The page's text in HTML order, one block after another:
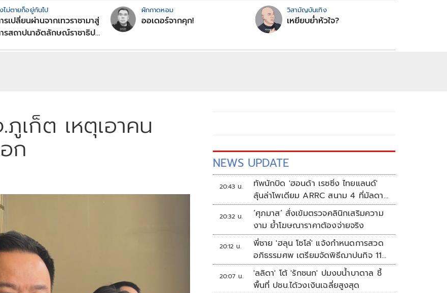
ไม่ตายก็อยู่กันไป
รเปลี่ยนผ่านจากเทวราชามาสู่
รสถาปนาอัตลักษณ์ราชาธิป
ผักกาดหอม
ออเดอร์จากคุก!
วิสามัญบันเทิง
เหยียบย่ำหัวใจ?
เก็ต เหตุเอาคน
ก NEWS UPDATE
20:43 น.
ทัพนักบิด 'ฮอนด้า เรซซิ่ง ไทยแลนด์'
ลุ้นล่าโพเดียม ARRC สนาม 4 ที่มัลดาลิ
กา
20:32 น.
‘ศุภมาส’ สั่งเข้มตรวจคลินิกเสริมความ
งาม ย้ำโฆษณาราคาต้องจ่ายจริง
20:12 น.
พี่ชาย 'ฮลุน โซโล่' แจ้งกำหนดการสวด
อภิธรรมศพ เตรียมจัดพิธีฌาปนกิจ 11
ส.ค.
20:07 น.
'ลลิดา' โต้ 'รักชนก' ปมงบน้ำบาดาล ชี้
พื้นที่ ปชน.ได้วงเงินเฉลี่ยสูงสุด